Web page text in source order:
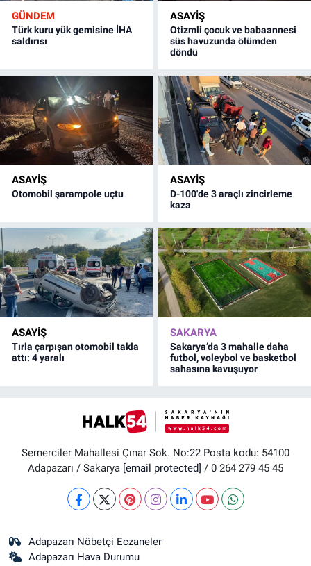
GÜNDEM
Türk kuru yük gemisine İHA
saldırısı
ASAYİŞ
Otizmli çocuk ve babaannesi
süs havuzunda ölümden
döndü
ASAYİŞ
Otomobil şarampole uçtu
ASAYİŞ
D-100'de 3 araçlı zincirleme
kaza
ASAYİŞ
Tırla çarpışan otomobil takla
attı: 4 yaralı
SAKARYA
Sakarya’da 3 mahalle daha
futbol, voleybol ve basketbol
sahasına kavuşuyor
Semerciler Mahallesi Çınar Sok. No:22 Posta kodu: 54100
Adapazarı / Sakarya [email protected] / 0 264 279 45 45
Adapazarı Nöbetçi Eczaneler
Adapazarı Hava Durumu